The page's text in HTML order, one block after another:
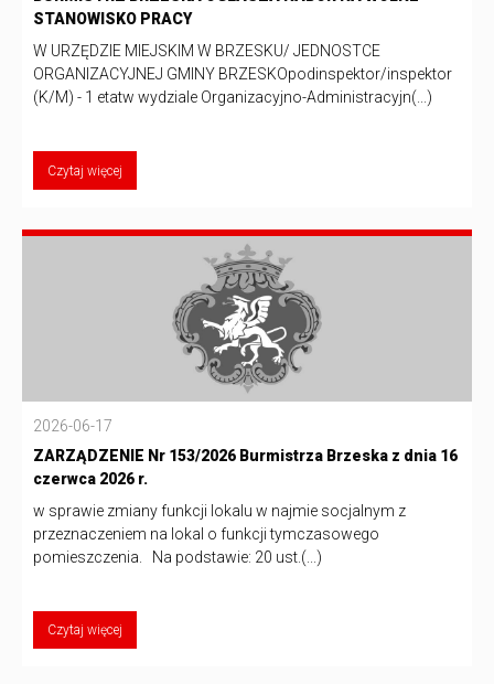
STANOWISKO PRACY
W URZĘDZIE MIEJSKIM W BRZESKU/ JEDNOSTCE
ORGANIZACYJNEJ GMINY BRZESKOpodinspektor/inspektor
(K/M) - 1 etatw wydziale Organizacyjno-Administracyjn(...)
Czytaj więcej
2026-06-17
ZARZĄDZENIE Nr 153/2026 Burmistrza Brzeska z dnia 16
czerwca 2026 r.
w sprawie zmiany funkcji lokalu w najmie socjalnym z
przeznaczeniem na lokal o funkcji tymczasowego
pomieszczenia. Na podstawie: 20 ust.(...)
Czytaj więcej